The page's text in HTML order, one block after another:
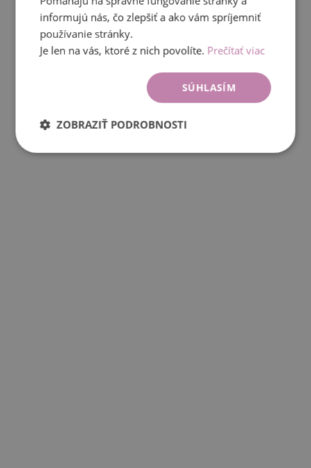
informujú nás, čo zlepšiť a ako vám spríjemniť
používanie stránky.
Je len na vás, ktoré z nich povolíte. Prečítať viac
SÚHLASÍM
ZOBRAZIŤ PODROBNOSTI